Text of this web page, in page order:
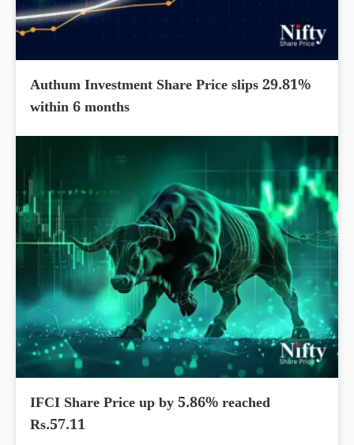
Authum Investment Share Price slips 29.81%
within 6 months
IFCI Share Price up by 5.86% reached
Rs.57.11